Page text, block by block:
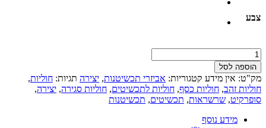
צבע
כמות
של
חוליות
7
מ"מ
100
יחידות
הוספה לסל
מק"ט: אין מידע קטגוריות: אביזרי תכשיטנות, יצירה תגיות: חוליות,
חוליות זהב, חוליות כסף, חוליות לתכשיטים, חוליות סגירה, יצירה,
סופרקיט, שרשראות, תכשיטים, תכשיטנות
מידע נוסף